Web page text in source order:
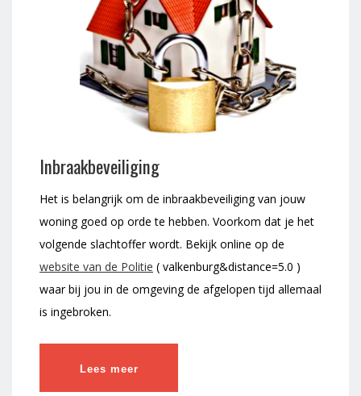
Inbraakbeveiliging
Het is belangrijk om de inbraakbeveiliging van jouw
woning goed op orde te hebben. Voorkom dat je het
volgende slachtoffer wordt. Bekijk online op de
website van de Politie ( valkenburg&distance=5.0 )
waar bij jou in de omgeving de afgelopen tijd allemaal
is ingebroken.
Lees meer